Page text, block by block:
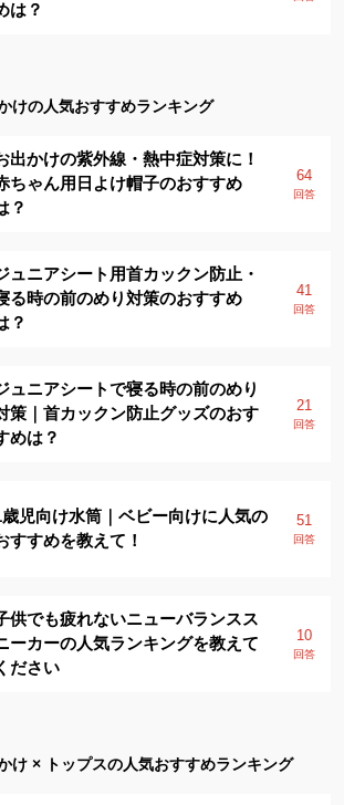
は？
けの人気おすすめランキング
出かけの紫外線・熱中症対策に！
ちゃん用日よけ帽子のおすすめ
？
64
回答
ュニアシート用首カックン防止・
る時の前のめり対策のおすすめ
？
41
回答
ュニアシートで寝る時の前のめり
策｜首カックン防止グッズのおす
めは？
21
回答
歳児向け水筒｜ベビー向けに人気の
すすめを教えて！
51
回答
供でも疲れないニューバランスス
ーカーの人気ランキングを教えて
ださい
10
回答
け × トップスの人気おすすめランキング